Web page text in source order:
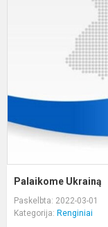
Palaikome Ukrainą
Paskelbta: 2022-03-01
Kategorija: Renginiai